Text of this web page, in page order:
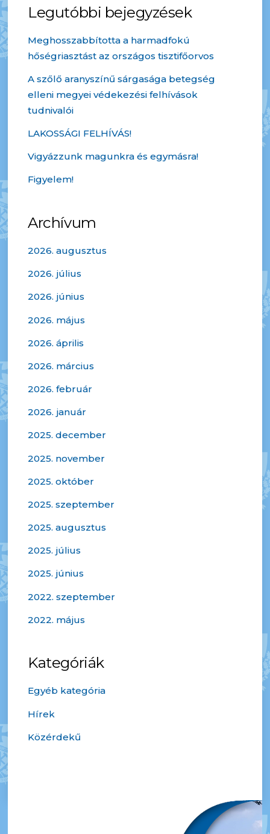
Legutóbbi bejegyzések
Meghosszabbította a harmadfokú
hőségriasztást az országos tisztifőorvos
A szőlő aranyszínű sárgasága betegség
elleni megyei védekezési felhívások
tudnivalói
LAKOSSÁGI FELHÍVÁS!
Vigyázzunk magunkra és egymásra!
Figyelem!
Archívum
2026. augusztus
2026. július
2026. június
2026. május
2026. április
2026. március
2026. február
2026. január
2025. december
2025. november
2025. október
2025. szeptember
2025. augusztus
2025. július
2025. június
2022. szeptember
2022. május
Kategóriák
Egyéb kategória
Hírek
Közérdekű